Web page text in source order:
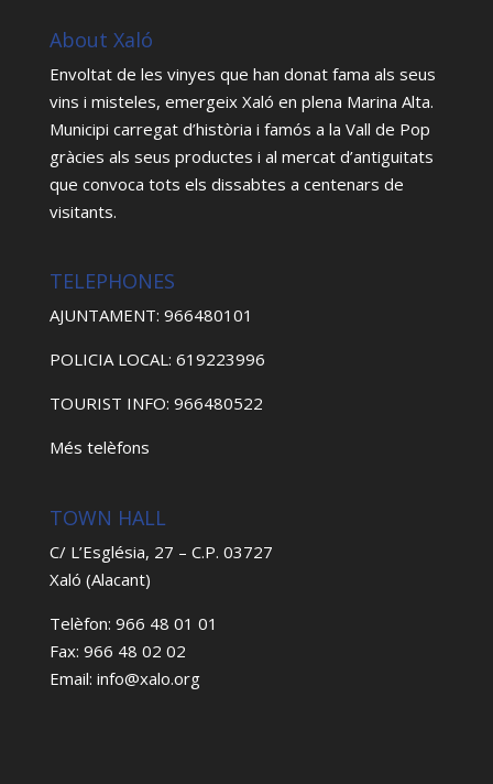
About Xaló
Envoltat de les vinyes que han donat fama als seus
vins i misteles, emergeix Xaló en plena Marina Alta.
Municipi carregat d’història i famós a la Vall de Pop
gràcies als seus productes i al mercat d’antiguitats
que convoca tots els dissabtes a centenars de
visitants.
TELEPHONES
AJUNTAMENT: 966480101
POLICIA LOCAL: 619223996
TOURIST INFO: 966480522
Més telèfons
TOWN HALL
C/ L’Església, 27 – C.P. 03727
Xaló (Alacant)
Telèfon: 966 48 01 01
Fax: 966 48 02 02
Email: info@xalo.org